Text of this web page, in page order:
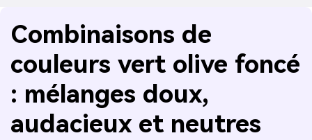
Combinaisons de
couleurs vert olive foncé
: mélanges doux,
audacieux et neutres